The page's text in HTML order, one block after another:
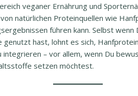
veganer Ernährung und
natürlichen Proteinquellen wie
führen kann. Selbst
hast, lohnt es sich,
integrieren – vor allem, wenn Du
setzen möchtest.